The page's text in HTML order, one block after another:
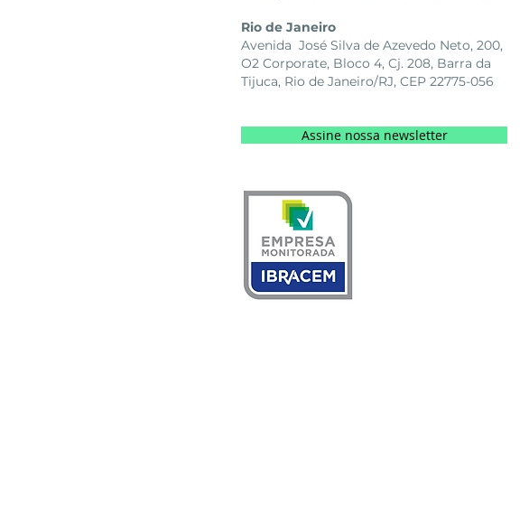
Rio de Janeiro
Avenida José Silva de Azevedo Neto, 200,
O2 Corporate, Bloco 4, Cj. 208, Barra da
Tijuca, Rio de Janeiro/RJ, CEP 22775-056
Assine nossa newsletter